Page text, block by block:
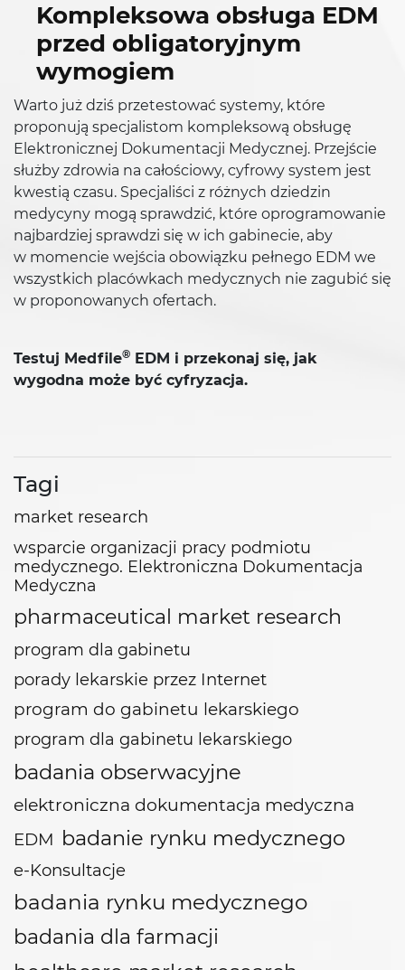
Kompleksowa obsługa EDM
przed obligatoryjnym
wymogiem
Warto już dziś przetestować systemy, które
proponują specjalistom kompleksową obsługę
Elektronicznej Dokumentacji Medycznej. Przejście
służby zdrowia na całościowy, cyfrowy system jest
kwestią czasu. Specjaliści z różnych dziedzin
medycyny mogą sprawdzić, które oprogramowanie
najbardziej sprawdzi się w ich gabinecie, aby
w momencie wejścia obowiązku pełnego EDM we
wszystkich placówkach medycznych nie zagubić się
w proponowanych ofertach.
Testuj Medfile® EDM i przekonaj się, jak
wygodna może być cyfryzacja.
Tagi
market research
wsparcie organizacji pracy podmiotu
medycznego. Elektroniczna Dokumentacja
Medyczna
pharmaceutical market research
program dla gabinetu
porady lekarskie przez Internet
program do gabinetu lekarskiego
program dla gabinetu lekarskiego
badania obserwacyjne
elektroniczna dokumentacja medyczna
EDM badanie rynku medycznego
e-Konsultacje
badania rynku medycznego
badania dla farmacji